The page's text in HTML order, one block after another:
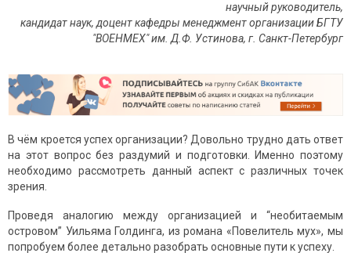
научный руководитель,
кандидат наук, доцент кафедры менеджмент организации БГТУ
"ВОЕНМЕХ" им. Д.Ф. Устинова, г. Санкт-Петербург
В чём кроется успех организации? Довольно трудно дать ответ
на этот вопрос без раздумий и подготовки. Именно поэтому
необходимо рассмотреть данный аспект с различных точек
зрения.
Проведя аналогию между организацией и “необитаемым
островом” Уильяма Голдинга, из романа «Повелитель мух», мы
попробуем более детально разобрать основные пути к успеху.